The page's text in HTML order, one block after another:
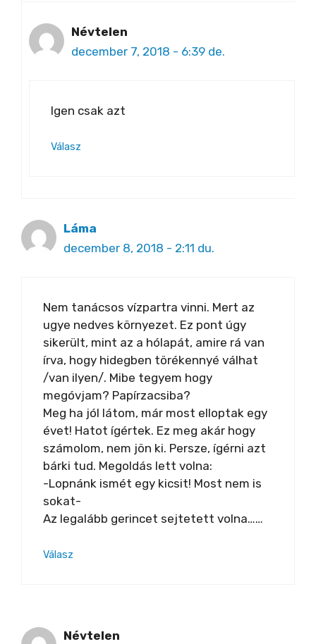
Névtelen
december 7, 2018 - 6:39 de.
Igen csak azt
Válasz
Láma
december 8, 2018 - 2:11 du.
Nem tanácsos vízpartra vinni. Mert az
ugye nedves környezet. Ez pont úgy
sikerült, mint az a hólapát, amire rá van
írva, hogy hidegben törékennyé válhat
/van ilyen/. Mibe tegyem hogy
megóvjam? Papírzacsiba?
Meg ha jól látom, már most elloptak egy
évet! Hatot ígértek. Ez meg akár hogy
számolom, nem jön ki. Persze, ígérni azt
bárki tud. Megoldás lett volna:
-Lopnánk ismét egy kicsit! Most nem is
sokat-
Az legalább gerincet sejtetett volna……
Válasz
Névtelen